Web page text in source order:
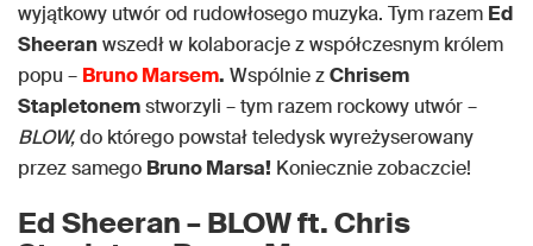
wyjątkowy utwór od rudowłosego muzyka. Tym razem Ed
Sheeranwszedł w kolaboracje z współczesnym królem
popu – Bruno Marsem. Wspólnie zChrisem
Stapletonemstworzyli – tym razem rockowy utwór –
BLOW,do którego powstał teledysk wyreżyserowany
przez samego Bruno Marsa! Koniecznie zobaczcie!
Ed Sheeran – BLOW ft. Chris